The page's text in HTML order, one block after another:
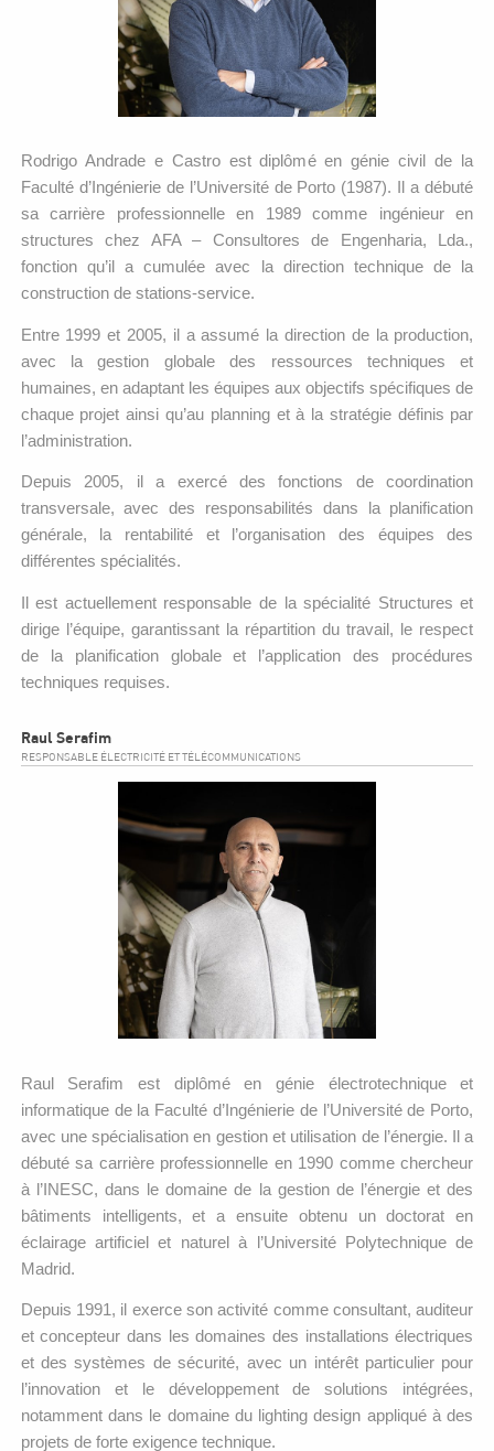
Rodrigo Andrade e Castro est diplômé en génie civil de la
Faculté d’Ingénierie de l’Université de Porto (1987). Il a débuté
sa carrière professionnelle en 1989 comme ingénieur en
structures chez AFA – Consultores de Engenharia, Lda.,
fonction qu’il a cumulée avec la direction technique de la
construction de stations-service.
Entre 1999 et 2005, il a assumé la direction de la production,
avec la gestion globale des ressources techniques et
humaines, en adaptant les équipes aux objectifs spécifiques de
chaque projet ainsi qu’au planning et à la stratégie définis par
l’administration.
Depuis 2005, il a exercé des fonctions de coordination
transversale, avec des responsabilités dans la planification
générale, la rentabilité et l’organisation des équipes des
différentes spécialités.
Il est actuellement responsable de la spécialité Structures et
dirige l’équipe, garantissant la répartition du travail, le respect
de la planification globale et l’application des procédures
techniques requises.
Raul Serafim
RESPONSABLE ÉLECTRICITÉ ET TÉLÉCOMMUNICATIONS
Raul Serafim est diplômé en génie électrotechnique et
informatique de la Faculté d’Ingénierie de l’Université de Porto,
avec une spécialisation en gestion et utilisation de l’énergie. Il a
débuté sa carrière professionnelle en 1990 comme chercheur
à l’INESC, dans le domaine de la gestion de l’énergie et des
bâtiments intelligents, et a ensuite obtenu un doctorat en
éclairage artificiel et naturel à l’Université Polytechnique de
Madrid.
Depuis 1991, il exerce son activité comme consultant, auditeur
et concepteur dans les domaines des installations électriques
et des systèmes de sécurité, avec un intérêt particulier pour
l’innovation et le développement de solutions intégrées,
notamment dans le domaine du lighting design appliqué à des
projets de forte exigence technique.